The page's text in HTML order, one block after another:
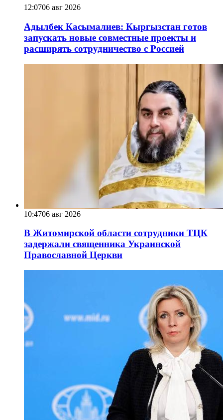
12:0706 авг 2026
Адылбек Касымалиев: Кыргызстан готов
запускать новые совместные проекты и
расширять сотрудничество с Россией
10:4706 авг 2026
В Житомирской области сотрудники ТЦК
задержали священника Украинской
Православной Церкви